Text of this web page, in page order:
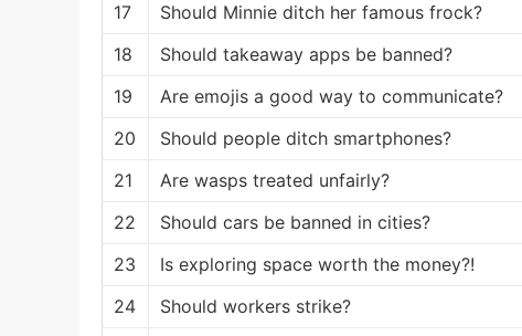
17
Should Minnie ditch her famous frock?
18
Should takeaway apps be banned?
19
Are emojis a good way to communicate?
20
Should people ditch smartphones?
21
Are wasps treated unfairly?
22
Should cars be banned in cities?
23
Is exploring space worth the money?!
24
Should workers strike?